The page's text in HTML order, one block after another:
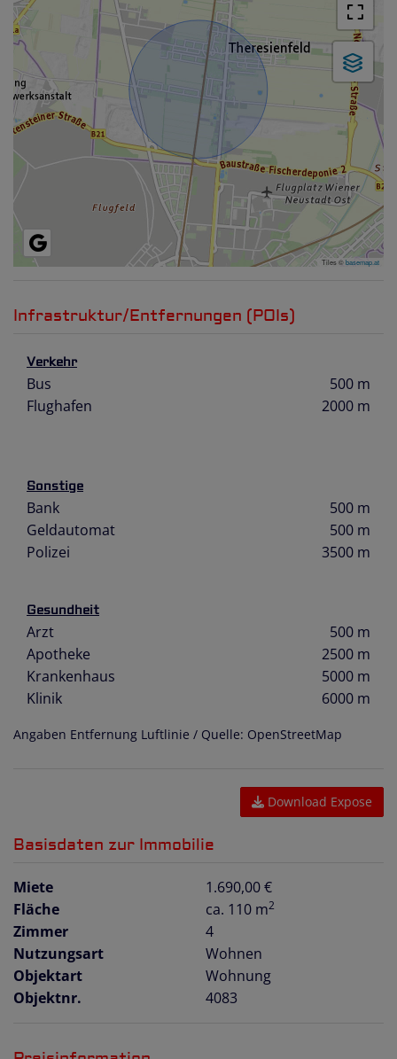
Tiles ©basemap.at
Infrastruktur/Entfernungen (POIs)
Verkehr
Bus
500 m
Flughafen
2000 m
Sonstige
Bank
500 m
Geldautomat
500 m
Polizei
3500 m
Gesundheit
Arzt
500 m
Apotheke
2500 m
Krankenhaus
5000 m
Klinik
6000 m
Angaben Entfernung Luftlinie / Quelle: OpenStreetMap
Download Expose
Basisdaten zur Immobilie
Miete
1.690,00 €
Fläche
ca. 110 m2
Zimmer
4
Nutzungsart
Wohnen
Objektart
Wohnung
Objektnr.
4083